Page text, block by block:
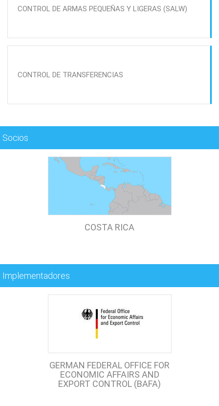
CONTROL DE ARMAS PEQUEÑAS Y LIGERAS (SALW)
CONTROL DE TRANSFERENCIAS
Socios
COSTA RICA
Implementadores
GERMAN FEDERAL OFFICE FOR
ECONOMIC AFFAIRS AND
EXPORT CONTROL (BAFA)